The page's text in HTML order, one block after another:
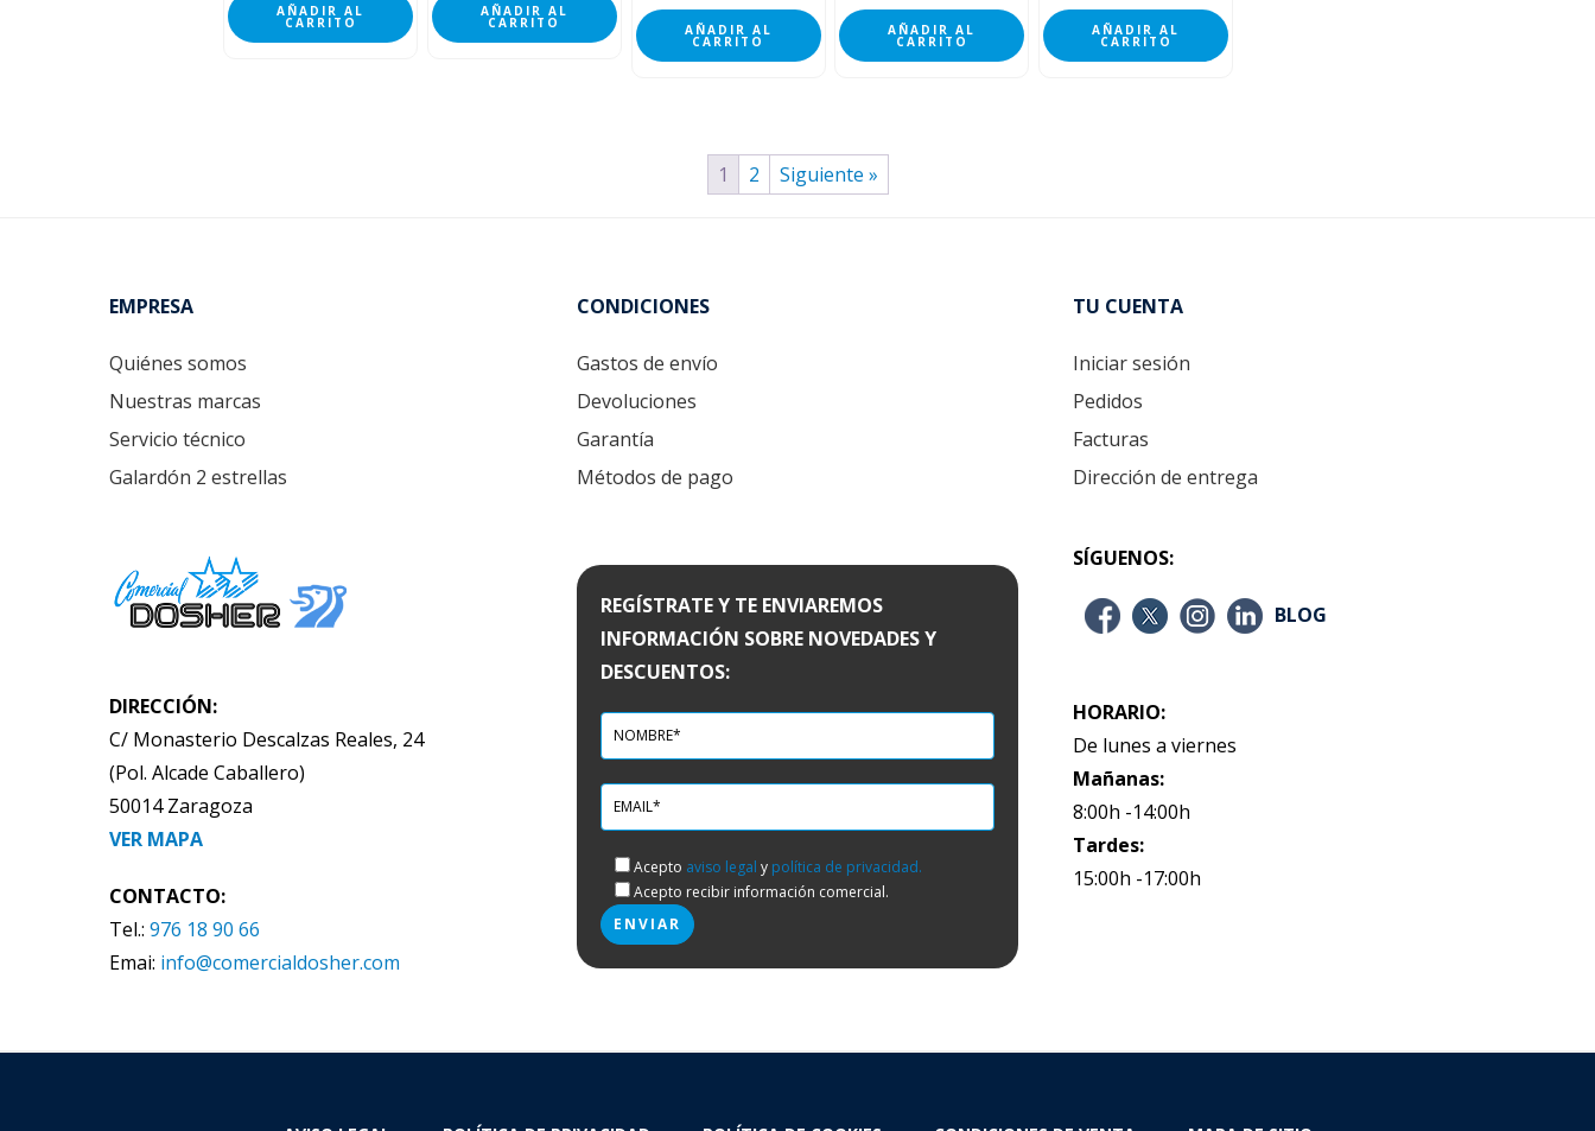
AÑADIR AL
CARRITO
AÑADIR AL
CARRITO AÑADIR AL
CARRITO
AÑADIR AL
CARRITO
AÑADIR AL
CARRITO
1 2 Siguiente »
EMPRESA
Quiénes somos
Nuestras marcas
Servicio técnico
Galardón 2 estrellas
DIRECCIÓN:
C/ Monasterio Descalzas Reales, 24
(Pol. Alcade Caballero)
50014 Zaragoza
VER MAPA
CONTACTO:
Tel.: 976 18 90 66
Emai: info@comercialdosher.com
CONDICIONES
Gastos de envío
Devoluciones
Garantía
Métodos de pago
REGÍSTRATE Y TE ENVIAREMOS
INFORMACIÓN SOBRE NOVEDADES Y
DESCUENTOS:
Acepto aviso legal y política de privacidad.
Acepto recibir información comercial.
TU CUENTA
Iniciar sesión
Pedidos
Facturas
Dirección de entrega
SÍGUENOS:
BLOG
HORARIO:
De lunes a viernes
Mañanas:
8:00h -14:00h
Tardes:
15:00h -17:00h